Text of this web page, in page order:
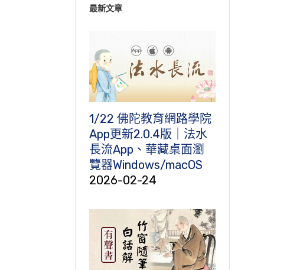
最新文章
1/22 佛陀教育網路學院
App更新2.0.4版｜法水
長流App、華藏桌面瀏
覽器Windows/macOS
2026-02-24